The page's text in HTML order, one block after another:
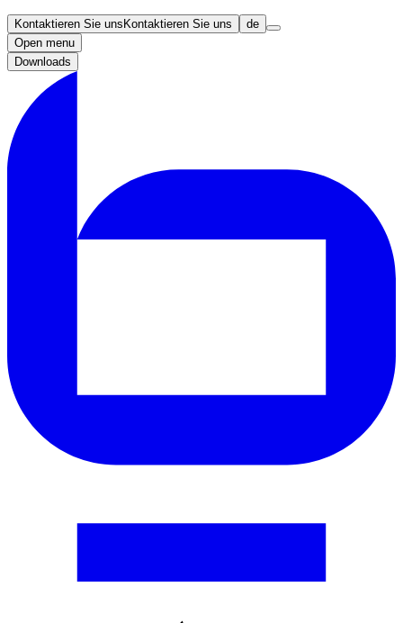
Kontaktieren Sie uns Kontaktieren Sie uns
de
Open menu
Downloads